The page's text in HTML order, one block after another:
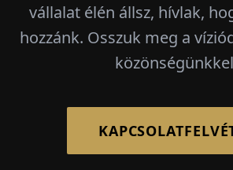
vállalat élén állsz, hívlak,
hozzánk. Osszuk meg a